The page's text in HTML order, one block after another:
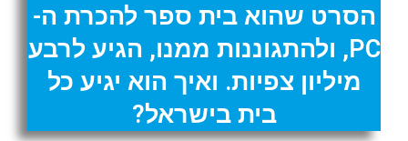
הסרט שהוא בית ספר להכרת ה-
PC, ולהתגוננות ממנו, הגיע לרבע
מיליון צפיות. ואיך הוא יגיע כל
בית בישראל?